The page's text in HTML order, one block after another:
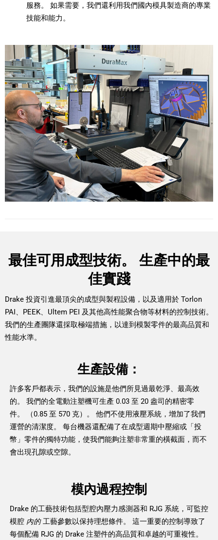
服務。 如果需要，我們還利用我們國內模具製造商的專業
技能和能力。
最佳可用成型技術。 生產中的最
佳實踐
Drake 投資引進最頂尖的成型與製程設備，以及適用於 Torlon
PAI、PEEK、Ultem PEI 及其他高性能聚合物等材料的控制技術。
我們的生產團隊還採取極端措施，以達到模製零件的最高品質和
性能水準。
生產設備：
許多客戶都表示，我們的設施是他們所見過最乾淨、最高效
的。 我們的全電動注塑機可生產 0.03 至 20 盎司的精密零
件。 （0.85 至 570 克）。 他們不使用液壓系統，增加了我們
運營的清潔度。 每台機器還配備了在成型週期中壓縮或「投
幣」零件的獨特功能，使我們能夠注塑非常重的橫截面，而不
會出現孔隙或空隙。
模內過程控制
Drake 的工藝技術包括型腔內壓力感測器和 RJG 系統，可監控
模腔 內的工藝參數以保持理想條件。 這一重要的控制導致了
每個配備 RJG 的 Drake 注塑件的高品質和卓越的可重複性。